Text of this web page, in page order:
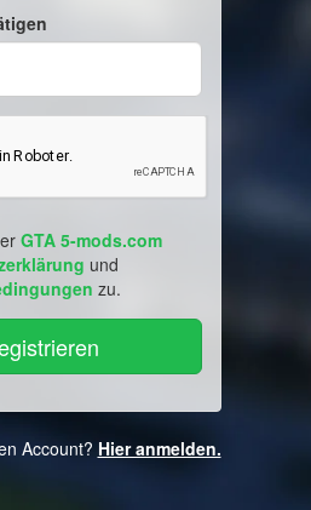
GTA 5-mods.com
und
zu.
Account? Hier anmelden.